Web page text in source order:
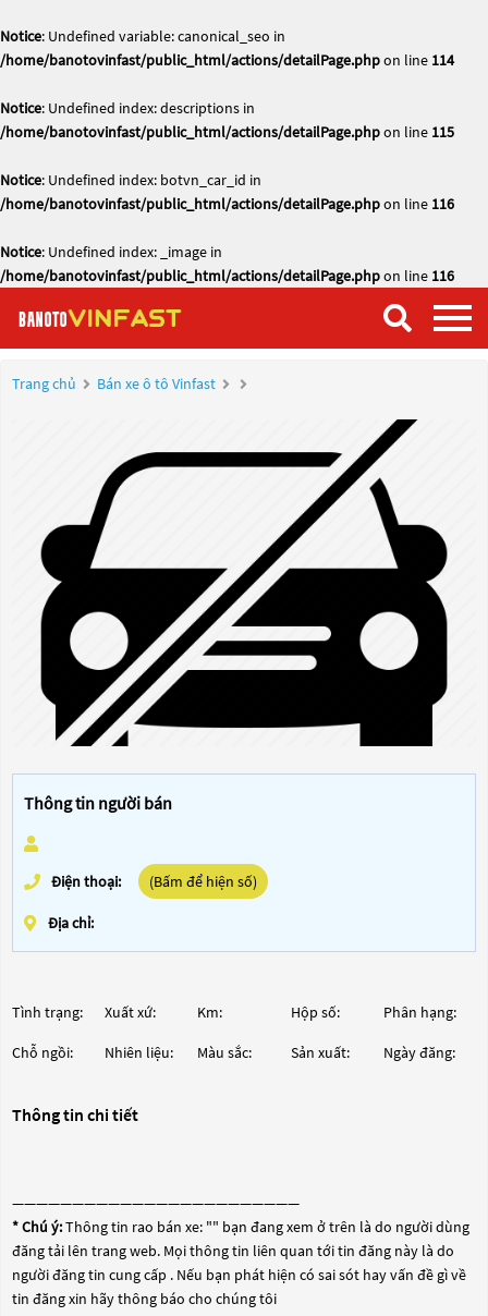
Notice: Undefined variable: canonical_seo in
/home/banotovinfast/public_html/actions/detailPage.phpon line 114
Notice: Undefined index: descriptions in
/home/banotovinfast/public_html/actions/detailPage.phpon line 115
Notice: Undefined index: botvn_car_id in
/home/banotovinfast/public_html/actions/detailPage.phpon line 116
Notice: Undefined index: _image in
/home/banotovinfast/public_html/actions/detailPage.phpon line 116
Trang chủ Bán xe ô tô Vinfast
Thông tin người bán
Điện thoại: (Bấm để hiện số)
Địa chỉ:
Tình trạng: Xuất xứ: Km: Hộp số: Phân hạng:
Chỗ ngồi: Nhiên liệu: Màu sắc: Sản xuất: Ngày đăng:
Thông tin chi tiết
————————————————————————
* Chú ý:Thông tin rao bán xe: "" bạn đang xem ở trên là do người dùng
đăng tải lên trang web. Mọi thông tin liên quan tới tin đăng này là do
người đăng tin cung cấp . Nếu bạn phát hiện có sai sót hay vấn đề gì về
tin đăng xin hãy thông báo cho chúng tôi